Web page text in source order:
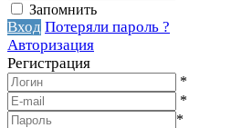
Запомнить
Вход Потеряли пароль ?
Авторизация
Регистрация
*
*
*